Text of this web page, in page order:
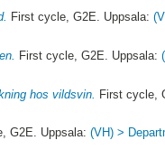
First cycle, G2E. Uppsala:
First cycle, G2E. Uppsala:
hos vildsvin. First cycle,
G2E. Uppsala:(VH) >